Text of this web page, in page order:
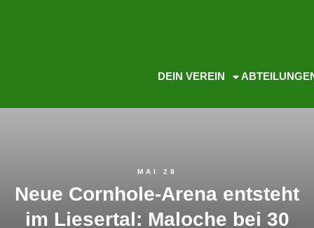
DEIN VEREIN
MAI 28
Neue Cornhole-Arena entsteht
im Liesertal: Maloche bei 30